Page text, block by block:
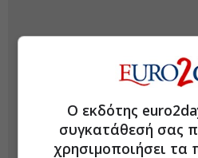
Ο εκδότης
συγκατάθεσή σας
χρησιμοποιήσει